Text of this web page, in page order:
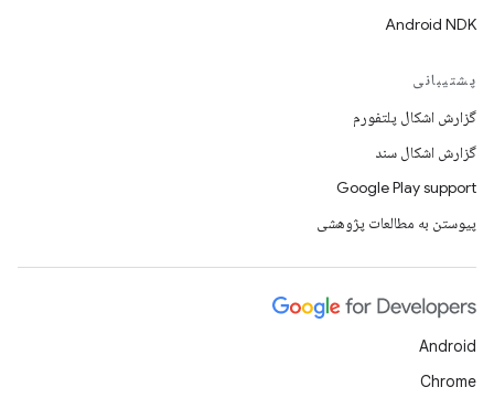
Android NDK
پشتیبانی
گزارش اشکال پلتفورم
گزارش اشکال سند
Google Play support
پیوستن به مطالعات پژوهشی
Android
Chrome